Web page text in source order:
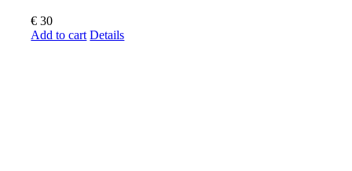
€ 30
Add to cart Details